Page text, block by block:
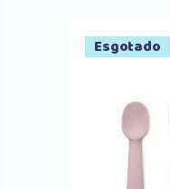
Esgotado